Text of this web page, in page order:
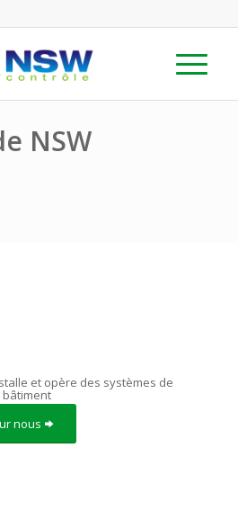
NSW
et opère des systèmes de
bâtiment
nous